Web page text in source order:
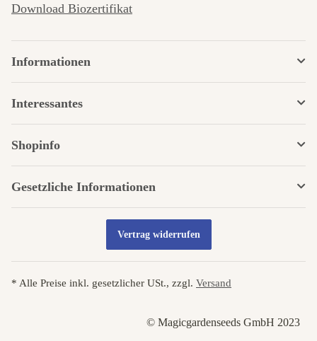
Download Biozertifikat
Informationen
Interessantes
Shopinfo
Gesetzliche Informationen
Vertrag widerrufen
* Alle Preise inkl. gesetzlicher USt., zzgl. Versand
© Magicgardenseeds GmbH 2023